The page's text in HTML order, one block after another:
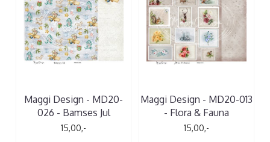
Maggi Design - MD20-
026 - Bamses Jul
15,00,-
Maggi Design - MD20-013
- Flora & Fauna
15,00,-